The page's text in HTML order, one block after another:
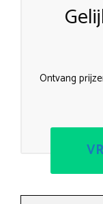
Ontvang